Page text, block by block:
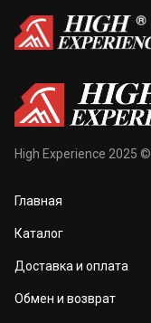
и перчатки
и маски
High Experience 2025 ©
Главная
Каталог
Доставка и оплата
Обмен и возврат